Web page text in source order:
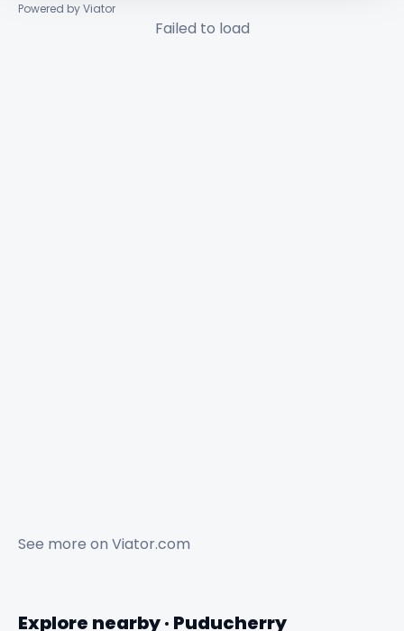
Powered by Viator
Failed to load
See more on Viator.com
Explore nearby · Puducherry